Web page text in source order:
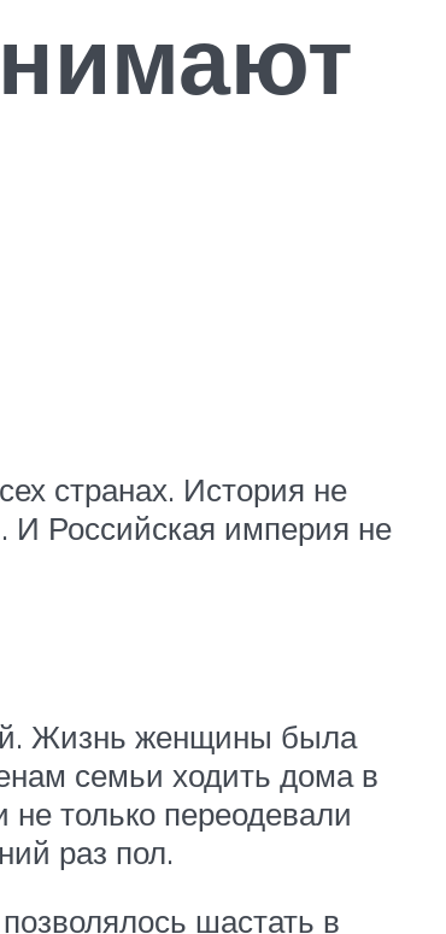
странах. История не
И Российская империя не
Жизнь женщины была
семьи ходить дома в
только переодевали
раз пол.
шастать в